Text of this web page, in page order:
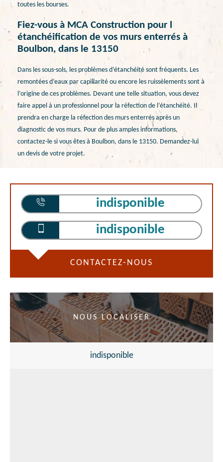
toutes les bourses.
Fiez-vous à MCA Construction pour l
étanchéification de vos murs enterrés à
Boulbon, dans le 13150
Dans les sous-sols, les problèmes d’étanchéité sont fréquents. Les
remontées d’eaux par capillarité ou encore les ruissèlements sont à
l’origine de ces problèmes. Devant une telle situation, vous devez
faire appel à un professionnel pour la réfection de l’étanchéité. Il
prendra en charge la réfection des murs enterrés après un
diagnostic de vos murs. Pour de plus amples informations,
contactez-le si vous êtes à Boulbon, dans le 13150. Demandez-lui
un devis de votre projet.
indisponible
indisponible
CONTACTEZ-NOUS
NOUS LOCALISER
indisponible